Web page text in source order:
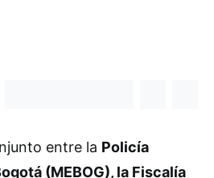
entre la Policía
(MEBOG), la Fiscalía